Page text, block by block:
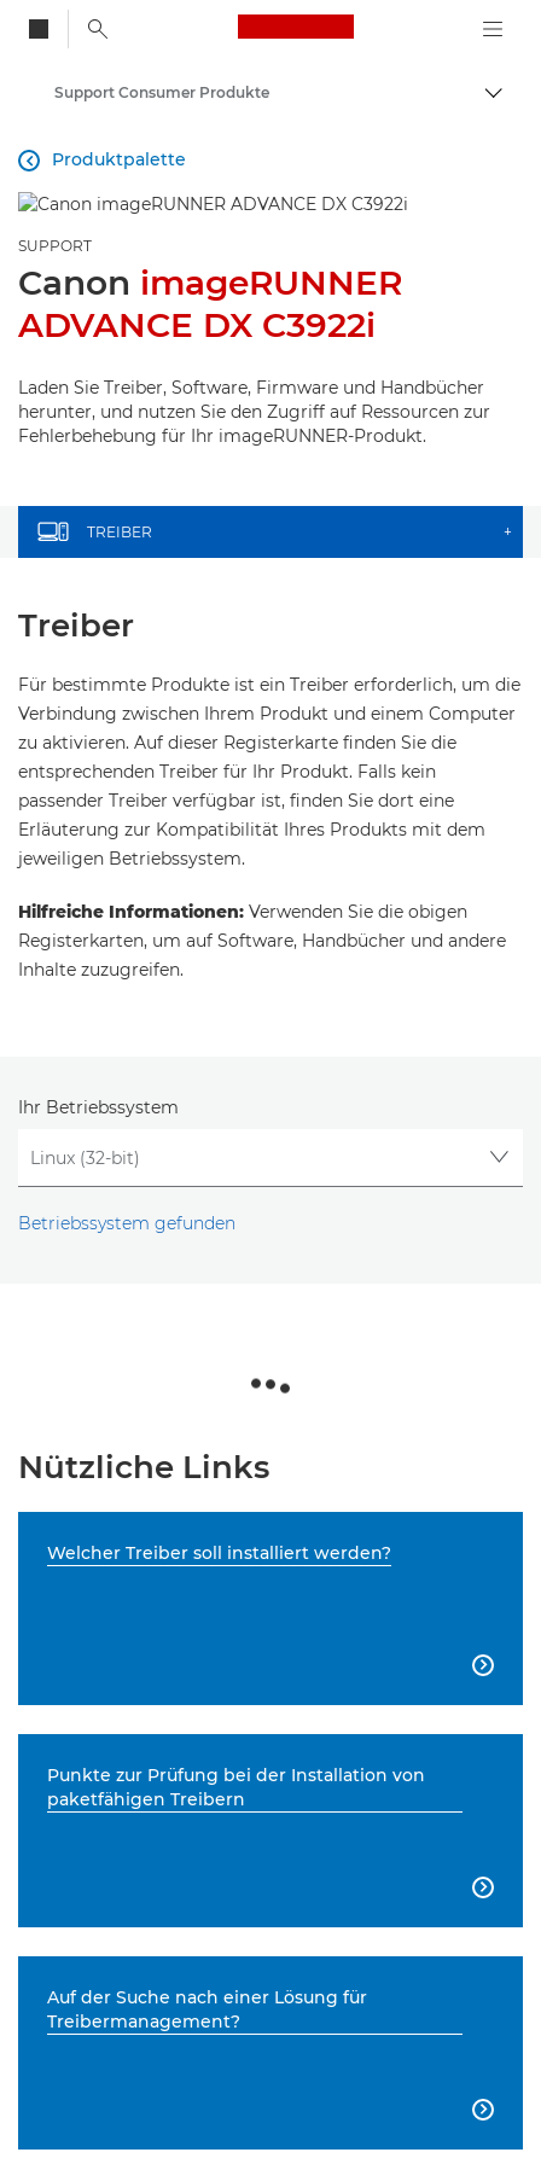
Canon Logo, back
Auf
Support Consumer Produkte
Produktpalette

SUPPORT
Canon imageRUNNER
ADVANCE DX C3922i
Laden Sie Treiber, Software, Firmware und Handbücher
herunter, und nutzen Sie den Zugriff auf Ressourcen zur
Fehlerbehebung für Ihr imageRUNNER-Produkt.
TREIBER +
Treiber
Für bestimmte Produkte ist ein Treiber erforderlich, um die
Verbindung zwischen Ihrem Produkt und einem Computer
zu aktivieren. Auf dieser Registerkarte finden Sie die
entsprechenden Treiber für Ihr Produkt. Falls kein
passender Treiber verfügbar ist, finden Sie dort eine
Erläuterung zur Kompatibilität Ihres Produkts mit dem
jeweiligen Betriebssystem.
Hilfreiche Informationen: Verwenden Sie die obigen
Registerkarten, um auf Software, Handbücher und andere
Inhalte zuzugreifen.
Ihr Betriebssystem
Betriebssystem gefunden
Nützliche Links
Welcher Treiber soll installiert werden?

Punkte zur Prüfung bei der Installation von
paketfähigen Treibern

Auf der Suche nach einer Lösung für
Treibermanagement?
